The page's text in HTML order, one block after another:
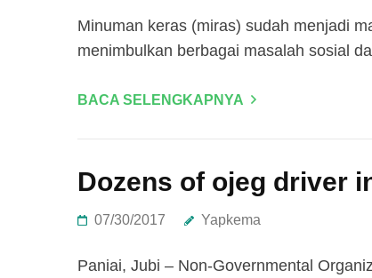
‎Minuman keras (miras) sudah menjadi
menimbulkan berbagai masalah sosial
BACA SELENGKAPNYA
Dozens of ojeg driver
07/30/2017 Yapkema
Paniai, Jubi – Non-Governmental